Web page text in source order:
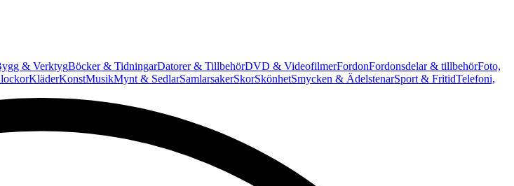
& VerktygBöcker & TidningarDatorer & TillbehörDVD & VideofilmerFordonFordonsdelar & tillbehörFoto,
KläderKonstMusikMynt & SedlarSamlarsakerSkorSkönhetSmycken & ÄdelstenarSport & FritidTelefoni,